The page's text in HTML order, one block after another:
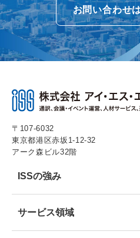
お問い合わせ
〒107-6032
東京都港区赤坂1-12-32
アーク森ビル32階
ISSの強み
サービス領域